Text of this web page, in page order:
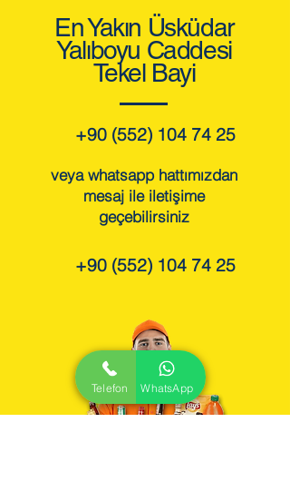
En Yakın Üsküdar
Yalıboyu Caddesi
Tekel Bayi
+90 (552) 104 74 25
veya whatsapp hattımızdan
mesaj ile iletişime
geçebilirsiniz
+90 (552) 104 74 25
Telefon WhatsApp